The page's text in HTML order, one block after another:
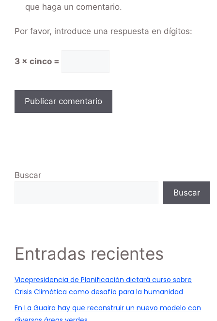
que haga un comentario.
Por favor, introduce una respuesta en dígitos:
3 × cinco =
Buscar
Buscar
Entradas recientes
Vicepresidencia de Planificación dictará curso sobre
Crisis Climática como desafío para la humanidad
En La Guaira hay que reconstruir un nuevo modelo con